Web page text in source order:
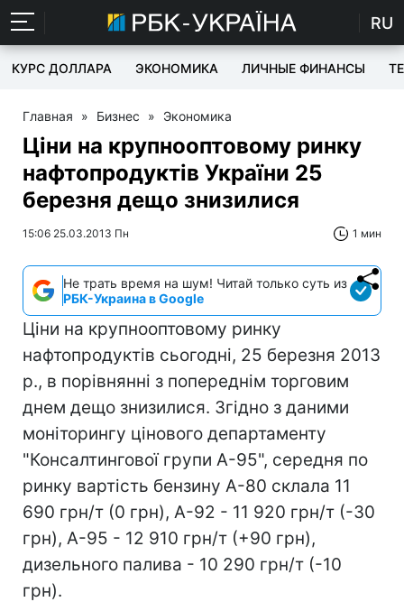
RU
КУРС ДОЛЛАРА ЭКОНОМИКА ЛИЧНЫЕ ФИНАНСЫ
Главная » Бизнес » Экономика
Ціни на крупнооптовому ринку
нафтопродуктів України 25
березня дещо знизилися
15:06 25.03.2013 Пн 1 мин
Не трать время на шум! Читай только суть из
РБК-Украина в Google
Ціни на крупнооптовому ринку
нафтопродуктів сьогодні, 25 березня 2013
р., в порівнянні з попереднім торговим
днем дещо знизилися. Згідно з даними
моніторингу цінового департаменту
"Консалтингової групи А-95", середня по
ринку вартість бензину А-80 склала 11
690 грн/т (0 грн), А-92 - 11 920 грн/т (-30
грн), А-95 - 12 910 грн/т (+90 грн),
дизельного палива - 10 290 грн/т (-10
грн).